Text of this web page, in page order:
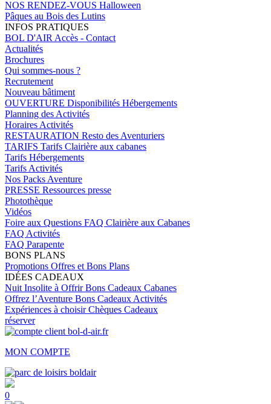
NOS RENDEZ-VOUS Halloween
Pâques au Bois des Lutins
INFOS PRATIQUES
BOL D'AIR Accès - Contact
Actualités
Brochures
Qui sommes-nous ?
Recrutement
Nouveau bâtiment
OUVERTURE Disponibilités Hébergements
Planning des Activités
Horaires Activités
RESTAURATION Resto des Aventuriers
TARIFS Tarifs Clairière aux cabanes
Tarifs Hébergements
Tarifs Activités
Nos Packs Aventure
PRESSE Ressources presse
Photothèque
Vidéos
Foire aux Questions FAQ Clairière aux Cabanes
FAQ Activités
FAQ Parapente
BONS PLANS
Promotions Offres et Bons Plans
IDÉES CADEAUX
Nuit Insolite à OffrirBons Cadeaux Cabanes
Offrez l’Aventure Bons Cadeaux Activités
Expériences à choisirChèques Cadeaux
réserver
MON COMPTE
0